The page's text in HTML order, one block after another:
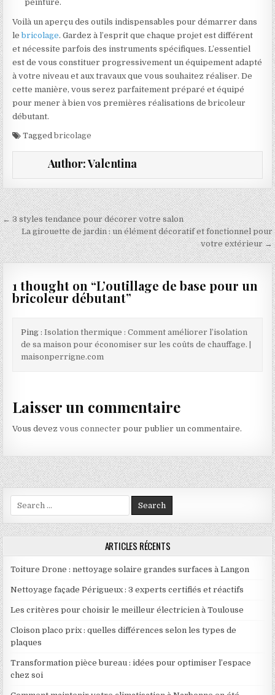
peinture.
Voilà un aperçu des outils indispensables pour démarrer dans
lebricolage. Gardez à l’esprit que chaque projet est différent
et nécessite parfois des instruments spécifiques. L’essentiel
est de vous constituer progressivement un équipement adapté
à votre niveau et aux travaux que vous souhaitez réaliser. De
cette manière, vous serez parfaitement préparé et équipé
pour mener à bien vos premières réalisations de bricoleur
débutant.
Taggedbricolage
Author:Valentina
Navigation de l’article
← 3 styles tendance pour décorer votre salon
La girouette de jardin : un élément décoratif et fonctionnel pour
votre extérieur →
1 thought on “L’outillage de base pour un
bricoleur débutant”
Ping :Isolation thermique : Comment améliorer l’isolation
de sa maison pour économiser sur les coûts de chauffage. |
maisonperrigne.com
Laisser un commentaire
Vous devezvous connecter pour publier un commentaire.
Search for:
ARTICLES RÉCENTS
Toiture Drone : nettoyage solaire grandes surfaces à Langon
Nettoyage façade Périgueux : 3 experts certifiés et réactifs
Les critères pour choisir le meilleur électricien à Toulouse
Cloison placo prix : quelles différences selon les types de
plaques
Transformation pièce bureau : idées pour optimiser l’espace
chez soi